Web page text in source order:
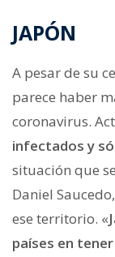
JAPÓN
A pesar de su
parece haber
coronavirus.
infectados y
situación que
Daniel
ese territorio. «
países en